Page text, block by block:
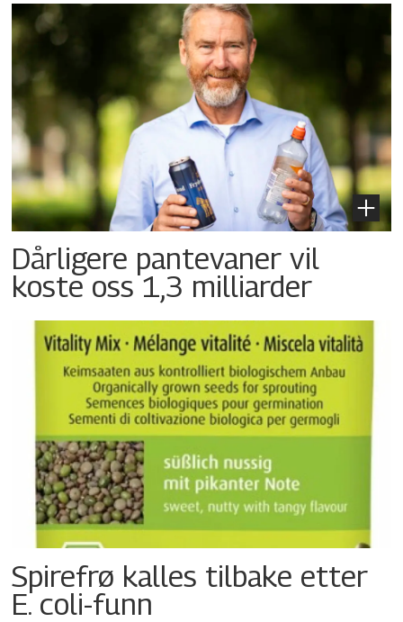
Dårligere pantevaner vil
koste oss 1,3 milliarder
Spirefrø kalles tilbake etter
E. coli-funn